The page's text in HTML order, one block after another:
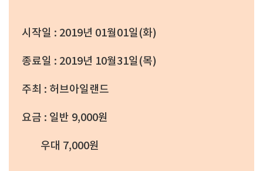
시작일 : 2019년 01월01일(화)
종료일 : 2019년 10월31일(목)
주최 : 허브아일랜드
요금 : 일반 9,000원
우대 7,000원